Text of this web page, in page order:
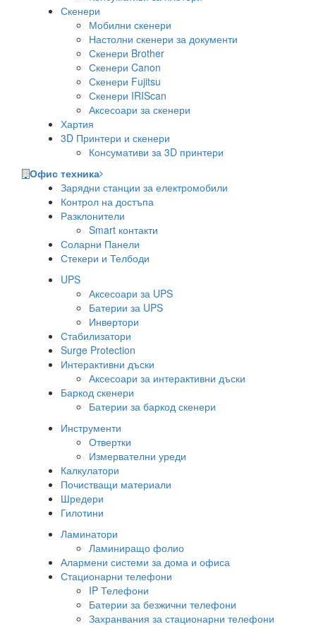
Скенери
Мобилни скенери
Настолни скенери за документи
Скенери Brother
Скенери Canon
Скенери Fujitsu
Скенери IRIScan
Аксесоари за скенери
Хартия
3D Принтери и скенери
Консумативи за 3D принтери
Офис техника
Зарядни станции за електромобили
Контрол на достъпа
Разклонители
Smart контакти
Соларни Панели
Стекери и Телбоди
UPS
Аксесоари за UPS
Батерии за UPS
Инвертори
Стабилизатори
Surge Protection
Интерактивни дъски
Аксесоари за интерактивни дъски
Баркод скенери
Батерии за баркод скенери
Инструменти
Отвертки
Измервателни уреди
Калкулатори
Почистващи материали
Шредери
Гилотини
Ламинатори
Ламиниращо фолио
Алармени системи за дома и офиса
Стационарни телефони
IP Телефони
Батерии за безжични телефони
Захранвания за стационарни телефони